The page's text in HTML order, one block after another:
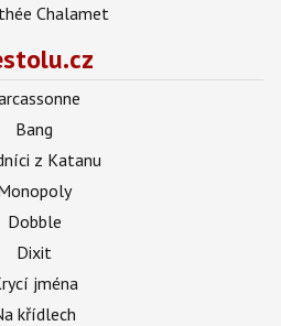
Chalamet
Bang
z Katanu
Dobble
Dixit
jména
křídlech